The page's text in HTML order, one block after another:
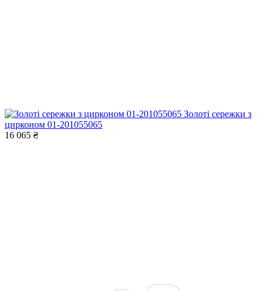
Золоті сережки з
цирконом 01-201055065
16 065 ₴